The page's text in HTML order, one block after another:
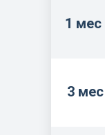
1 мес
3 мес